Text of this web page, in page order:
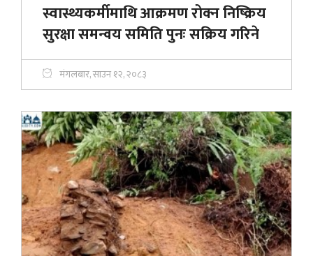
स्वास्थ्यकर्मीमाथि आक्रमण रोक्न निष्क्रिय
सुरक्षा समन्वय समिति पुनः सक्रिय गरिने
मंगलबार, साउन १२, २०८३